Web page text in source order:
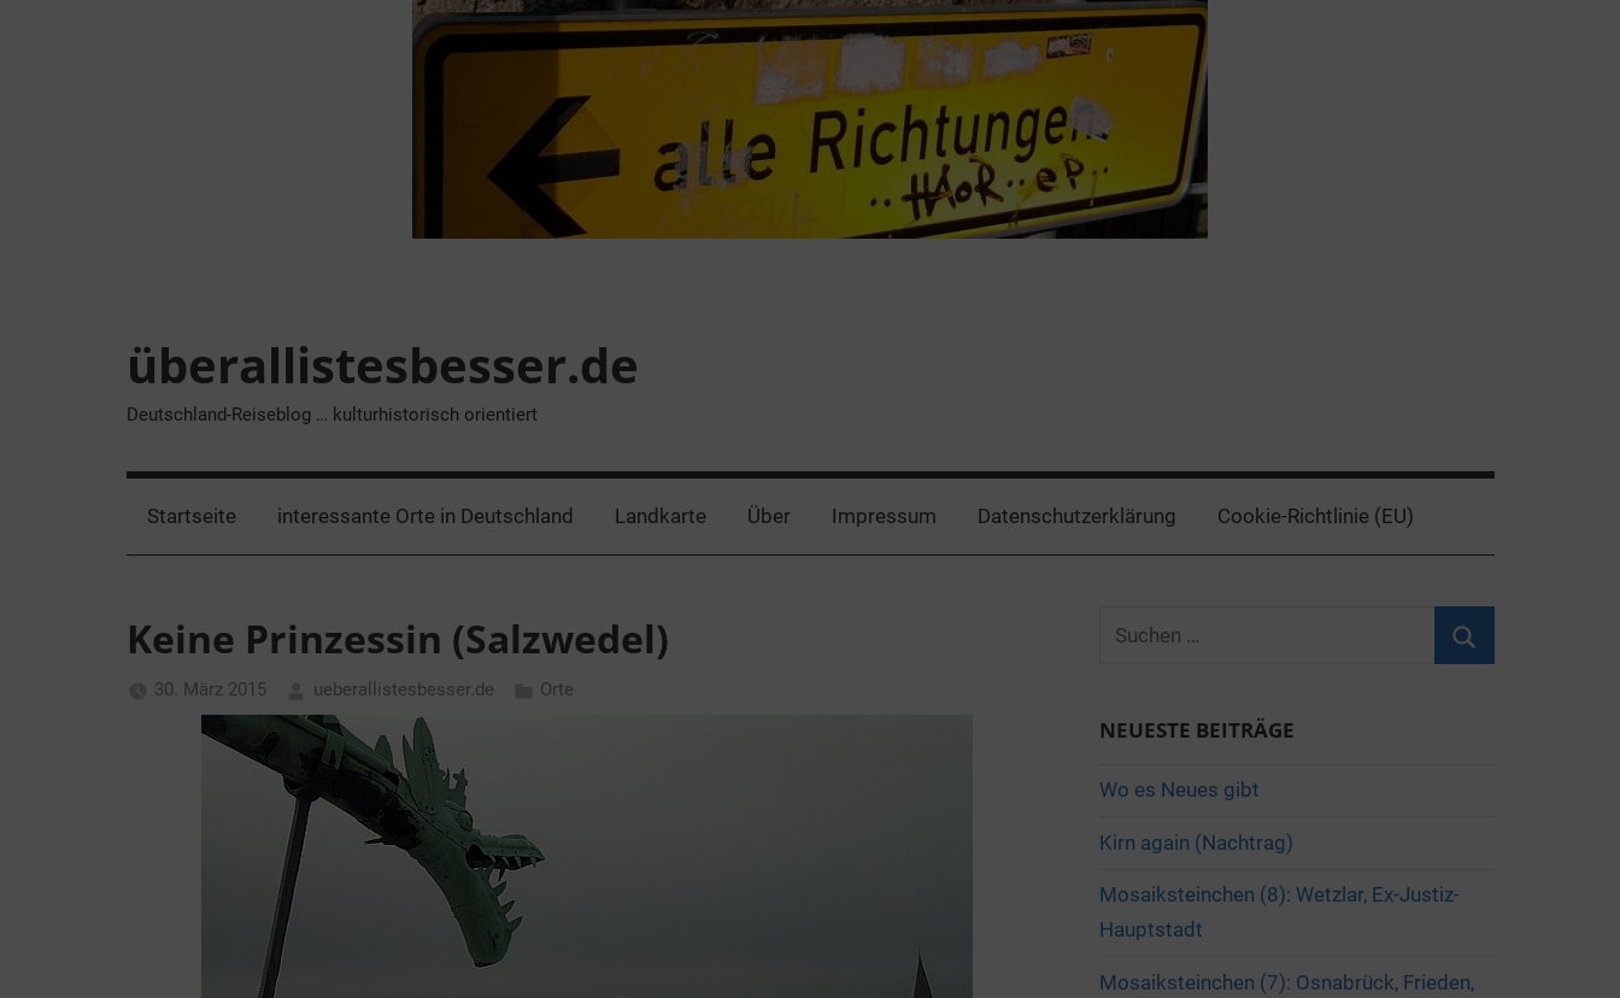
überallistesbesser.de
Deutschland-Reiseblog … kulturhistorisch orientiert
Startseite interessante Orte in Deutschland Landkarte Über Impressum Datenschutzerklärung Cookie-Richtlinie (EU)
Keine Prinzessin (Salzwedel)
30. März 2015 ueberallistesbesser.de Orte
Suchen
NEUESTE BEITRÄGE
Wo es Neues gibt
Kirn again (Nachtrag)
Mosaiksteinchen (8): Wetzlar, Ex-Justiz-
Hauptstadt
Mosaiksteinchen (7): Osnabrück, Frieden,